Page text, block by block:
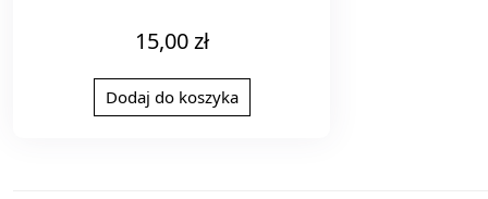
15,00zł
Dodaj do koszyka